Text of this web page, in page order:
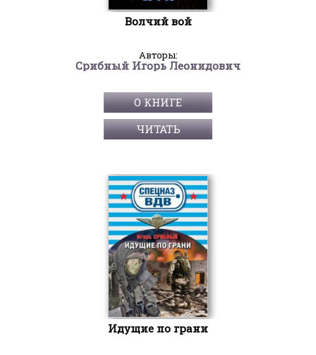
Волчий вой
Авторы:
Срибный Игорь Леонидович
О КНИГЕ
ЧИТАТЬ
Идущие по грани